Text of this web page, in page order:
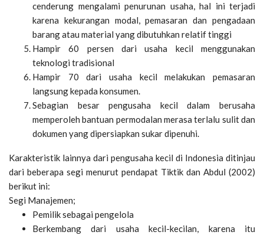
cenderung mengalami penurunan usaha, hal ini terjadi
karena kekurangan modal, pemasaran dan pengadaan
barang atau material yang dibutuhkan relatif tinggi
Hampir 60 persen dari usaha kecil menggunakan
teknologi tradisional
Hampir 70 dari usaha kecil melakukan pemasaran
langsung kepada konsumen.
Sebagian besar pengusaha kecil dalam berusaha
memperoleh bantuan permodalan merasa terlalu sulit dan
dokumen yang dipersiapkan sukar dipenuhi.
Karakteristik lainnya dari pengusaha kecil di Indonesia ditinjau
dari beberapa segi menurut pendapat Tiktik dan Abdul (2002)
berikut ini:
Segi Manajemen;
Pemilik sebagai pengelola
Berkembang dari usaha kecil-kecilan, karena itu